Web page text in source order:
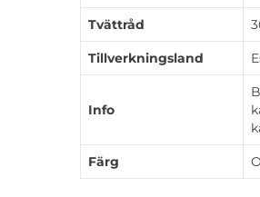
Tvättråd
Tillverkningsland
Info
Färg